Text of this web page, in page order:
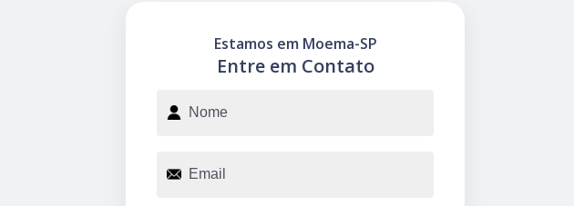
Entre em Contato
Estamos em Moema-SP